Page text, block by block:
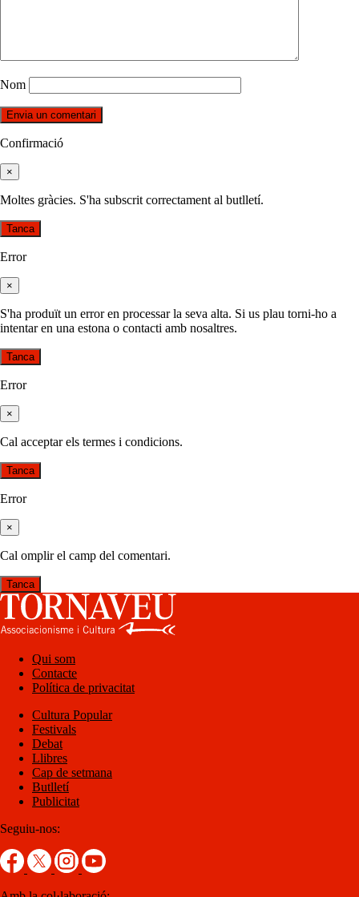
Nom
Confirmació
×
Moltes gràcies. S'ha subscrit correctament al butlletí.
Tanca
Error
×
S'ha produït un error en processar la seva alta. Si us plau torni-ho a
intentar en una estona o contacti amb nosaltres.
Tanca
Error
×
Cal acceptar els termes i condicions.
Tanca
Error
×
Cal omplir el camp del comentari.
Tanca
Qui som
Contacte
Política de privacitat
Cultura Popular
Festivals
Debat
Llibres
Cap de setmana
Butlletí
Publicitat
Seguiu-nos: